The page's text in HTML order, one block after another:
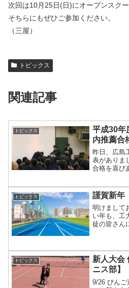
次回は10月25日(日)にオープンスクー
そちらにもぜひご参加ください。
（三屋）
トピックス
関連記事
トピックス
平成30
内推薦合
昨日、広島
表がありま
合格を喜び
思います
園内推薦の
らたくさん
ました。今
トピックス 謹賀新年
明けまして
い年も、工
徒の皆さん
ぶ・創る
く、日常生
身をupdate
トピックス
新人大会
ニス部】
9/26 びんご